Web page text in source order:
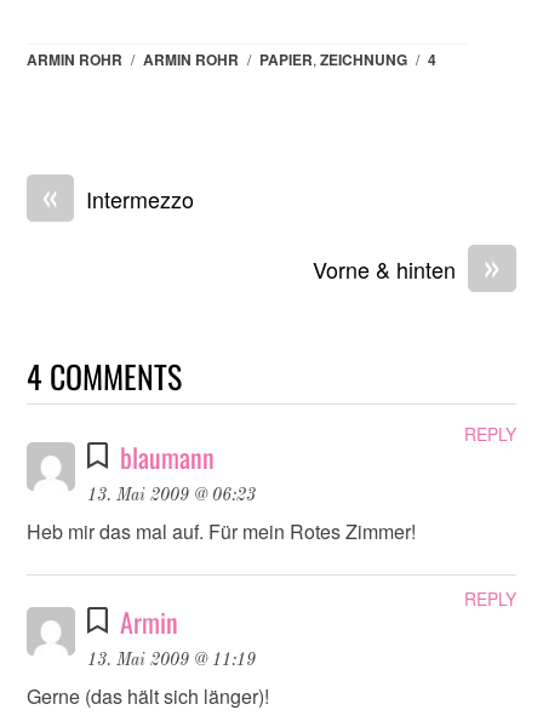
ARMIN ROHR / ARMIN ROHR / PAPIER,ZEICHNUNG / 4
« Intermezzo
»
Vorne & hinten
4 COMMENTS
blaumann
13. Mai 2009 @ 06:23
Heb mir das mal auf. Für mein Rotes Zimmer!
REPLY
Armin
13. Mai 2009 @ 11:19
Gerne (das hält sich länger)!
REPLY